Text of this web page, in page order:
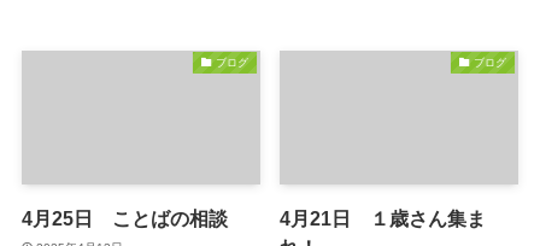
ブログ
4月25日 ことばの相談
ブログ
4月21日 １歳さん集ま